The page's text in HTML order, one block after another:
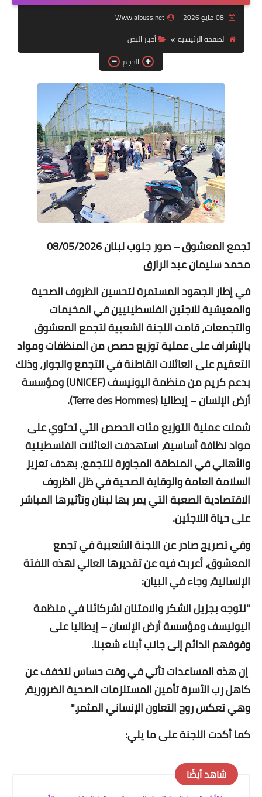
08 مايو 2026
Www.albuss.net
الصفحة الرئيسية
أخبار ‏البص
الحجم
تجمع المعشوق – صور جنوب لبنان 08/05/2026
محمد سليمان عبد الرازق
في إطار الجهود المستمرة لتحسين الظروف الصحية
والمعيشية للاجئين الفلسطينيين في المخيمات
والتجمعات، قامت اللجنة الشعبية لتجمع المعشوق
بالإشراف على عملية توزيع حصص من المنظفات ومواد
التعقيم على العائلات القاطنة في التجمع والجوار، وذلك
بدعم كريم من منظمة اليونيسف (UNICEF) ومؤسسة
أرض الإنسان – إيطاليا (Terre des Hommes).
شملت عملية التوزيع مئات الحصص التي تحتوي على
مواد نظافة أساسية، استهدفت العائلات الفلسطينية
والأهالي في المنطقة المجاورة للتجمع، بهدف تعزيز
السلامة العامة والوقاية الصحية في ظل الظروف
الاقتصادية الصعبة التي يمر بها لبنان وتأثيرها المباشر
على حياة اللاجئين.
وفي تصريح صادر عن اللجنة الشعبية في تجمع
المعشوق، أعربت فيه عن تقديرها العالي لهذه اللفتة
الإنسانية، وجاء في البيان:
"نتوجه بجزيل الشكر والامتنان لشركائنا في منظمة
اليونيسف ومؤسسة أرض الإنسان – إيطاليا على
وقوفهم الدائم إلى جانب أبناء شعبنا.
إن هذه المساعدات تأتي في وقت حساس لتخفف عن
كاهل رب الأسرة تأمين المستلزمات الصحية الضرورية،
وهي تعكس روح التعاون الإنساني المثمر."
كما أكدت اللجنة على ما يلي:
شاهد أيضًا